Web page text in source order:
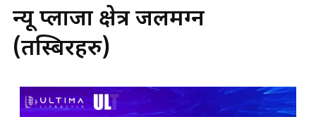
न्यू प्लाजा क्षेत्र जलमग्न
(तस्बिरहरु)